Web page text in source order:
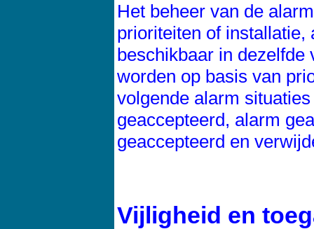
Het beheer van de
prioriteiten of installatie,
beschikbaar in dezelfde
worden op basis van
volgende alarm
geaccepteerd, alarm
geaccepteerd en
Vijligheid en